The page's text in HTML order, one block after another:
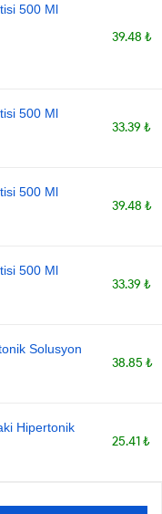
500 Ml
39.48 ₺
500 Ml
33.39 ₺
500 Ml
39.48 ₺
500 Ml
33.39 ₺
Solusyon
38.85 ₺
Hipertonik
25.41 ₺